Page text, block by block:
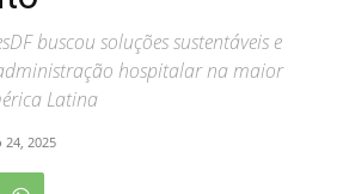
buscou soluções sustentáveis e
hospitalar na maior
Latina
24, 2025